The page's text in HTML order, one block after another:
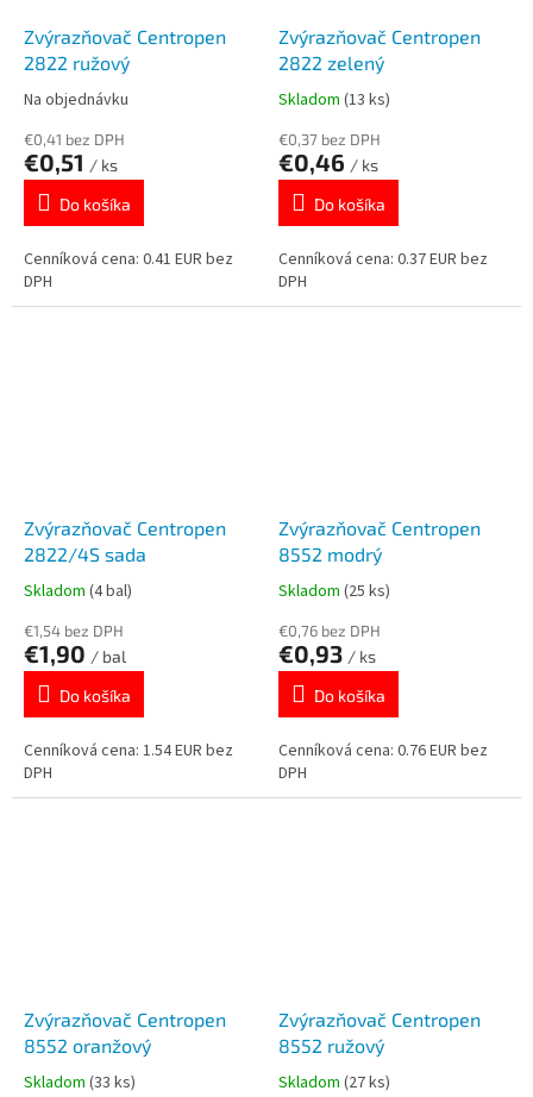
Zvýrazňovač Centropen
2822 ružový
Na objednávku
€0,41 bez DPH
€0,51 / ks
Do košíka
Cenníková cena: 0.41 EUR bez
DPH
Zvýrazňovač Centropen
2822 zelený
Skladom (13 ks)
€0,37 bez DPH
€0,46 / ks
Do košíka
Cenníková cena: 0.37 EUR bez
DPH
Zvýrazňovač Centropen
2822/4S sada
Skladom (4 bal)
€1,54 bez DPH
€1,90 / bal
Do košíka
Cenníková cena: 1.54 EUR bez
DPH
Zvýrazňovač Centropen
8552 modrý
Skladom (25 ks)
€0,76 bez DPH
€0,93 / ks
Do košíka
Cenníková cena: 0.76 EUR bez
DPH
Zvýrazňovač Centropen
8552 oranžový
Skladom (33 ks)
Zvýrazňovač Centropen
8552 ružový
Skladom (27 ks)